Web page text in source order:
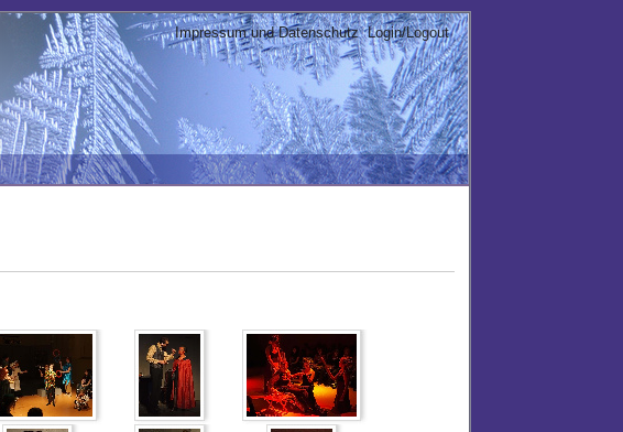
Impressum und Datenschutz Login/Logout